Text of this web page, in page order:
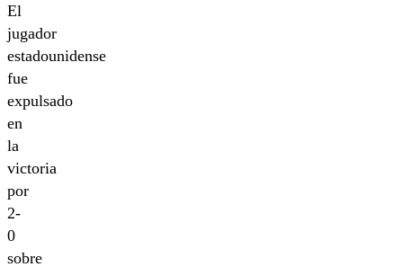
El
jugador
estadounidense
fue
expulsado
en
la
victoria
por
2-
0
sobre